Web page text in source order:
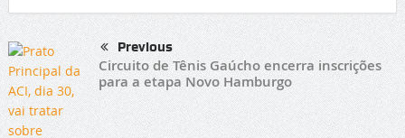
Previous
Circuito de Tênis Gaúcho encerra inscrições
para a etapa Novo Hamburgo